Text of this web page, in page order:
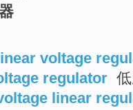
voltage
regulator
linear